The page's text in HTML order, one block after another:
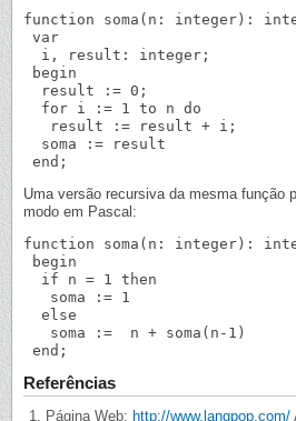
function soma(n: integer):
var
  i, result: integer;
begin
  result := 0;
  for i := 1 to n do
   result := result + i;
  soma := result
Uma versão recursiva da mesma função
modo em Pascal:
function soma(n: integer):
begin
  if n = 1 then
   soma := 1
  else
   soma :=  n + soma(n-1)
Referências
Página Web: http://www.langpop.com/